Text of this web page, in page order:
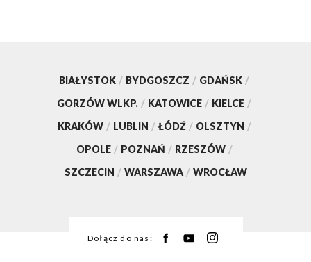
BIAŁYSTOK / BYDGOSZCZ / GDAŃSK /
GORZÓW WLKP. / KATOWICE / KIELCE /
KRAKÓW / LUBLIN / ŁÓDŹ / OLSZTYN /
OPOLE / POZNAŃ / RZESZÓW /
SZCZECIN / WARSZAWA / WROCŁAW
Dołącz do nas: